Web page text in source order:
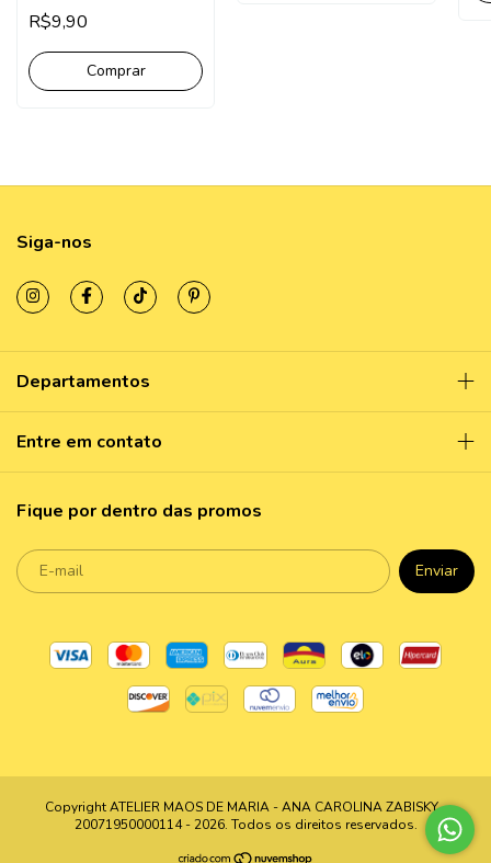
R$9,90
Siga-nos
Departamentos
Entre em contato
Fique por dentro das promos
Copyright ATELIER MAOS DE MARIA - ANA CAROLINA ZABISKY -
20071950000114 - 2026. Todos os direitos reservados.